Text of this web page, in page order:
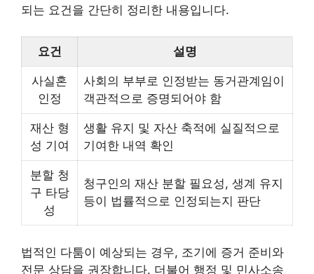
되는 요건을 간단히 정리한 내용입니다.
요건 설명
사실혼
인정
사회의 부부로 인정받는 동거관계임이
객관적으로 증명되어야 함
재산 형
성 기여
생활 유지 및 자산 축적에 실질적으로
기여한 내역 확인
분할 청
구 타당
성
청구인의 재산 분할 필요성, 생계 유지
등이 법률적으로 인정되는지 판단
법적인 다툼이 예상되는 경우, 조기에 증거 준비와
전문 상담을 권장합니다. 더불어 행정 및 민사소송